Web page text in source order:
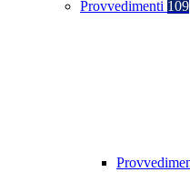
Provvedimenti 109